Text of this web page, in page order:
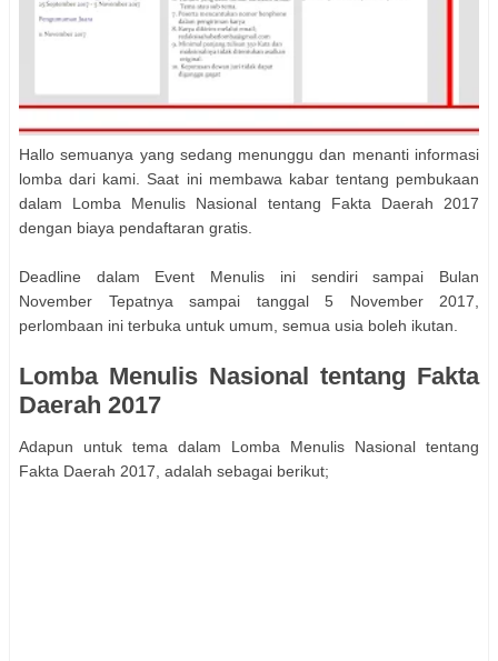
Hallo semuanya yang sedang menunggu dan menanti informasi
lomba dari kami. Saat ini membawa kabar tentang pembukaan
dalam Lomba Menulis Nasional tentang Fakta Daerah 2017
dengan biaya pendaftaran gratis.
Deadline dalam Event Menulis ini sendiri sampai Bulan
November Tepatnya sampai tanggal 5 November 2017,
perlombaan ini terbuka untuk umum, semua usia boleh ikutan.
Lomba Menulis Nasional tentang Fakta
Daerah 2017
Adapun untuk tema dalam Lomba Menulis Nasional tentang
Fakta Daerah 2017, adalah sebagai berikut;